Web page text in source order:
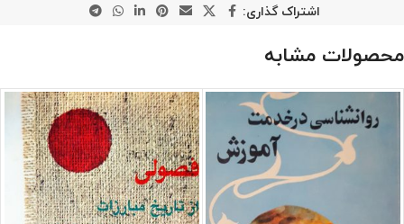
اشتراک گذاری:
محصولات مشابه